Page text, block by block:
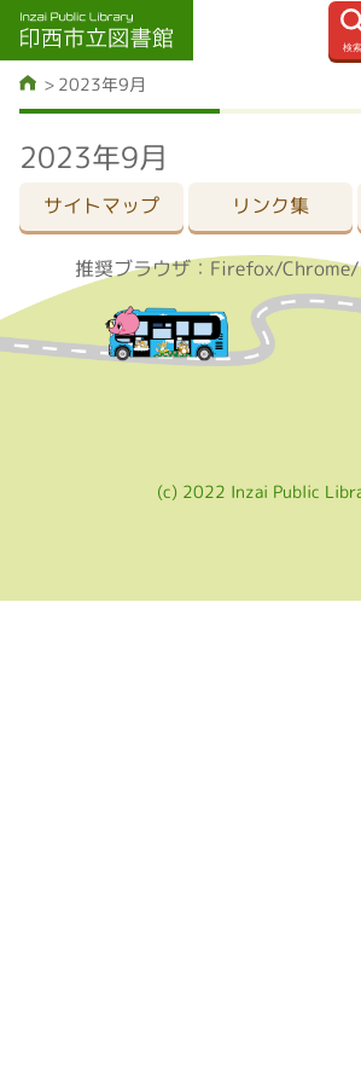
2023年9月
2023年9月
サイトマップ リンク集
推奨ブラウザ：Firefox/
(c) 2022 Inzai Public